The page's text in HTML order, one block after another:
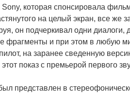
которая спонсировала
на целый экран, все же
он подчеркивал одни диалоги,
фрагменты и при этом в любую
на заранее сведенную
показ с премьерой первого
представлен в